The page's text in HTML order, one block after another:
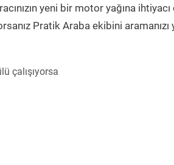
yeni bir motor yağına
Pratik Araba ekibini
çalışıyorsa